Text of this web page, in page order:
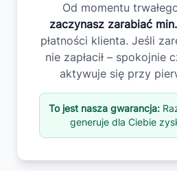
Od momentu
zaczynasz zarabiać
płatności klienta. Jeśli
nie zapłacił – spokojnie
aktywuje się przy
To jest nasza gwarancja:
generuje dla Ciebie